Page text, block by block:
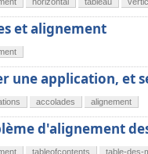
et alignement
une application, et
accolades alignement
d'alignement
tableofcontents table-des-